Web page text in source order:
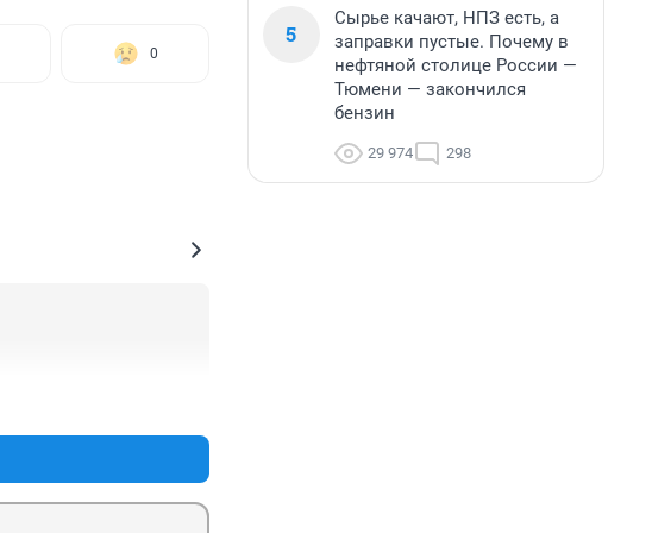
0
5
Сырье качают, НПЗ есть, а
заправки пустые. Почему в
нефтяной столице России —
Тюмени — закончился
бензин
29 974 298